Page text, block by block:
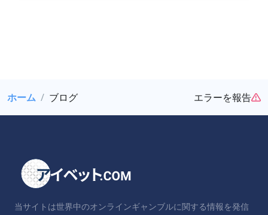
ホーム ブログ エラーを報告
当サイトは世界中のオンラインギャンブルに関する情報を発信